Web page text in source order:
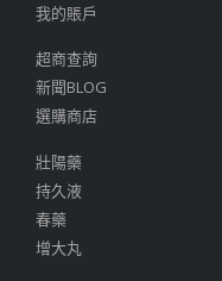
我的賬戶
超商查詢
新聞BLOG
選購商店
壯陽藥
持久液
春藥
增大丸